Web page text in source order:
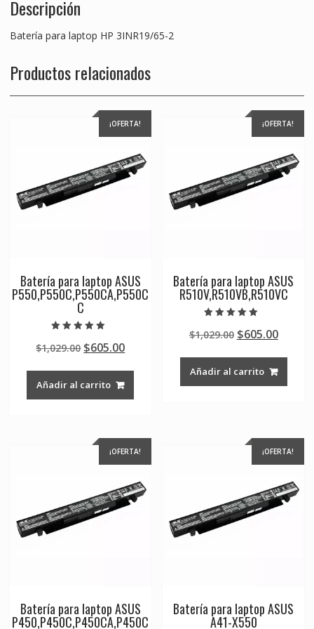
Descripción
Batería para laptop HP 3INR19/65-2
Productos relacionados
¡OFERTA!
Batería para laptop ASUS
P550,P550C,P550CA,P550C
C
5.00
de 5
$1,029.00 Original
was:
$1,029.00.
$605.00Current
Añadir al carrito
¡OFERTA!
Batería para laptop ASUS
R510V,R510VB,R510VC
5.00
de 5
$1,029.00 Original
was:
$1,029.00.
$605.00
Añadir al carrito
¡OFERTA!
Batería para laptop ASUS
P450,P450C,P450CA,P450C
¡OFERTA!
Batería para laptop ASUS
A41-X550